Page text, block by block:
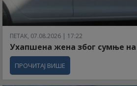
ПЕТАК, 07.08.2026 | 17:22
Ухапшена жена због сумње на
ПРОЧИТАЈ ВИШЕ